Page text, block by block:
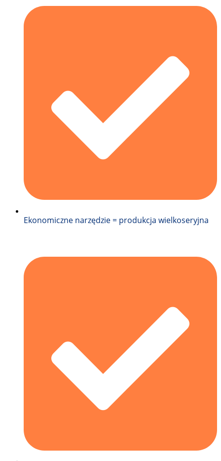
Ekonomiczne narzędzie = produkcja wielkoseryjna